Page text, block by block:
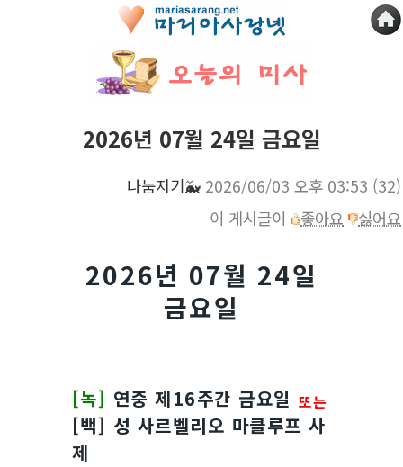
2026년 07월 24일 금요일
나눔지기🐳 2026/06/03 오후 03:53 (32)
이 게시글이
좋아요 싫어요
2026년 07월 24일
금요일
[녹] 연중 제16주간 금요일 또는
[백] 성 사르벨리오 마클루프 사
제